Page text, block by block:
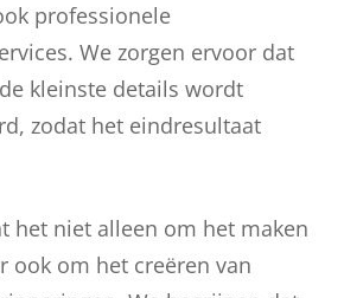
professionele
We zorgen ervoor dat
kleinste details wordt
zodat het eindresultaat
het niet alleen om het maken
ook om het creëren van